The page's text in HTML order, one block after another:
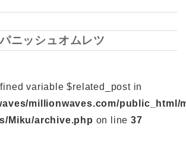
ニッシュオムレツ
variable $related_post in
millionwaves.com/public_html/
Miku/archive.php on line37